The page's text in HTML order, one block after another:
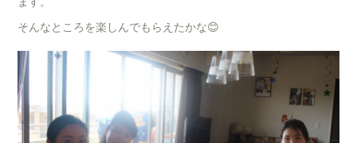
そんなところを楽しんでもらえたかな😊